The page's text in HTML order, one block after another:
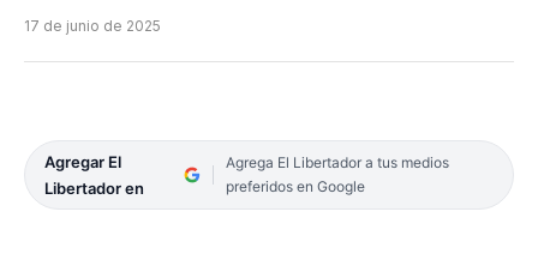
17 de junio de 2025
Agregar El
Libertador en
Agrega El Libertador a tus medios
preferidos en Google